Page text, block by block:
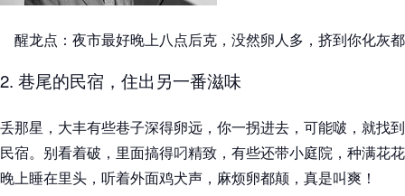
醒龙点：夜市最好晚上八点后克，没然卵人多，挤到你化灰
2. 巷尾的民宿，住出另一番滋味
丢那星，大丰有些巷子深得卵远，你一拐进去，可能啵，就找
民宿。别看着破，里面搞得叼精致，有些还带小庭院，种满花
晚上睡在里头，听着外面鸡犬声，麻烦卵都颠，真是叫爽！